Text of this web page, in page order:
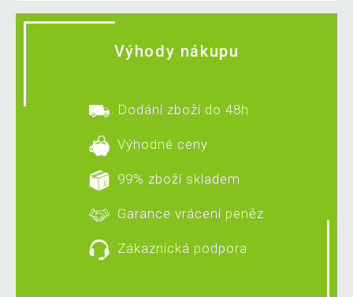
Výhody nákupu
Dodání zboží do 48h
Výhodné ceny
99% zboží skladem
Garance vrácení peněz
Zákaznická podpora